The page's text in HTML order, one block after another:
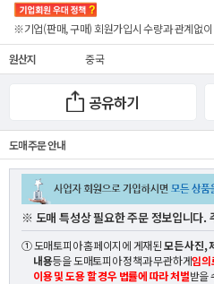
※기업(판매, 구매) 회원가입시 수량과 관계없이
원산지 중국
공유하기
도매 주문 안내
※ 도매 특성상 필요한 주문 정보입니다.
① 도매토피아 홈페이지에 게재된모든 사진,
내용등을 도매토피아 정책과 무관하게임의
이용 및 도용 할 경우 법률에 따라 처벌받을